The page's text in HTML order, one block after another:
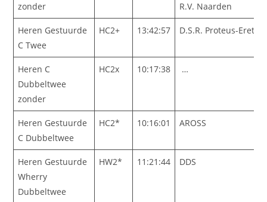
zonder
R.V. Naarden
Heren Gestuurde
C Twee
HC2+ 13:42:57 D.S.R. Proteus-Eretes
Heren C
Dubbeltwee
zonder
HC2x 10:17:38 …
Heren Gestuurde
C Dubbeltwee
HC2* 10:16:01 AROSS
Heren Gestuurde
Wherry
Dubbeltwee
HW2* 11:21:44 DDS